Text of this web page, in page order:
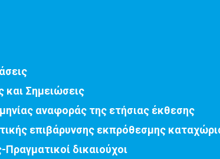
και Σημειώσεις
αναφοράς της ετήσιας έκθεσης
επιβάρυνσης εκπρόθεσμης
δικαιούχοι